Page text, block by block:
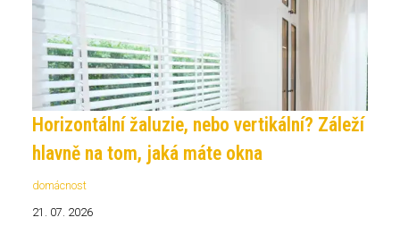
Horizontální žaluzie, nebo vertikální? Záleží
hlavně na tom, jaká máte okna
domácnost
21. 07. 2026